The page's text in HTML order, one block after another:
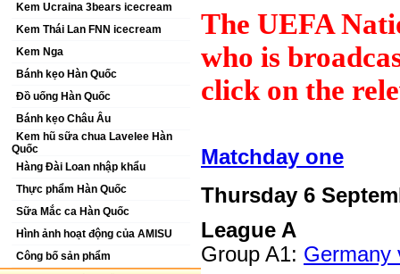
Kem Ucraina 3bears icecream
Kem Thái Lan FNN icecream
Kem Nga
Bánh kẹo Hàn Quốc
Đồ uống Hàn Quốc
Bánh kẹo Châu Âu
Kem hũ sữa chua Lavelee Hàn
Quốc
Hàng Đài Loan nhập khẩu
Thực phẩm Hàn Quốc
Sữa Mắc ca Hàn Quốc
Hình ảnh hoạt động của AMISU
Công bố sản phẩm
The UEFA
who is
click on the
Matchday one
Thursday 6
League A
Group A1: Germany